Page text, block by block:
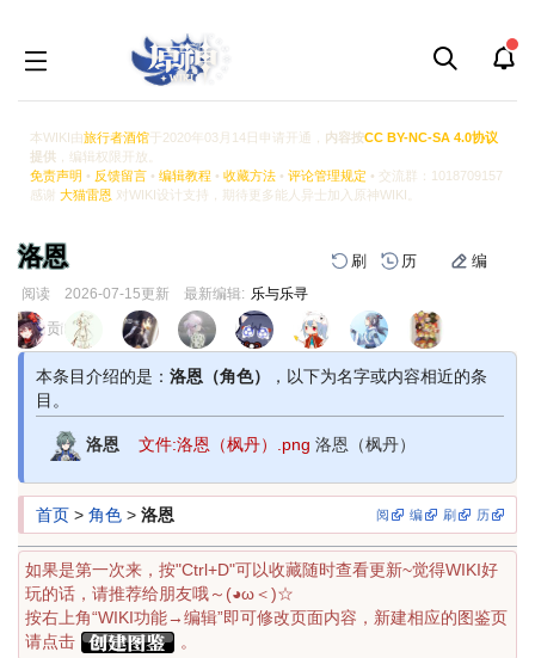
本WIKI由旅行者酒馆于2020年03月14日申请开通， 内容按CC BY-NC-SA 4.0协议
提供 ，编辑权限开放。
免责声明 • 反馈留言 • 编辑教程 • 收藏方法 • 评论管理规定 • 交流群：1018709157
感谢 大猫雷恩 对WIKI设计支持，期待更多能人异士加入原神WIKI。
洛恩 刷 历 编
阅读 2026-07-15更新 最新编辑: 乐与乐寻
跳
到
跳
到
页面贡献者 :
本条目介绍的是： 洛恩（角色）
，以下为名字或内容相近的条
目。
洛恩 文件:洛恩（枫丹）.png 洛恩（枫丹）
阅 编 刷 历
首页 > 角色 > 洛恩
如果是第一次来，按"Ctrl+D"可以收藏随时查看更新~觉得WIKI好
玩的话，请推荐给朋友哦～(◕ω＜)☆
按右上角“WIKI功能→编辑”即可修改页面内容，新建相应的图鉴页
请点击
。